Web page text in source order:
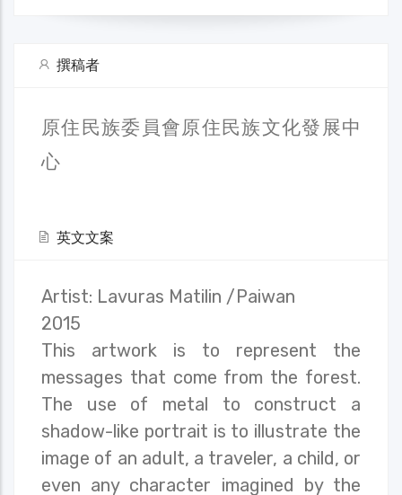
撰稿者
原住民族委員會原住民族文化發展中
心
英文文案
Artist: Lavuras Matilin /Paiwan
2015
This artwork is to represent the
messages that come from the forest.
The use of metal to construct a
shadow-like portrait is to illustrate the
image of an adult, a traveler, a child, or
even any character imagined by the